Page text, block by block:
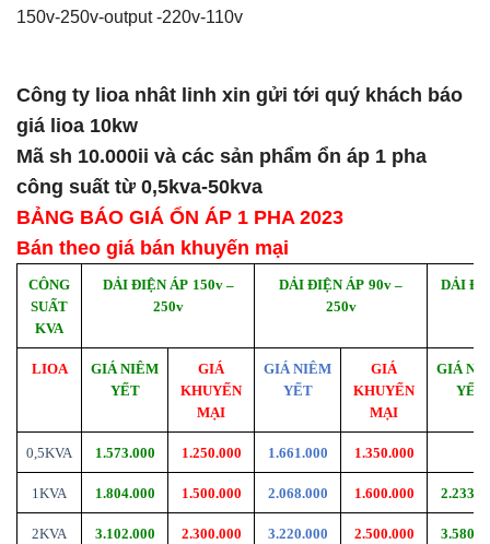
150v-250v-output -220v-110v
Công ty lioa nhât linh xin gửi tới quý khách báo
giá lioa 10kw
Mã sh 10.000ii và các sản phẩm ổn áp 1 pha
công suất từ 0,5kva-50kva
BẢNG BÁO GIÁ ỔN ÁP 1 PHA 2023
Bán theo giá bán khuyến mại
CÔNG
SUẤT
KVA
DẢI ĐIỆN ÁP 150v –
250v
DẢI ĐIỆN ÁP 90v –
250v
DẢI
LIOA
GIÁ NIÊM
YẾT
GIÁ
KHUYẾN
MẠI
GIÁ NIÊM
YẾT
GIÁ
KHUYẾN
MẠI
GIÁ
YẾT
0,5KVA 1.573.000 1.250.000 1.661.000 1.350.000
1KVA 1.804.000 1.500.000 2.068.000 1.600.000
2KVA 3.102.000 2.300.000 3.220.000 2.500.000